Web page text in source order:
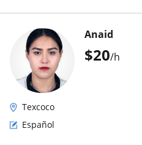
$20/h
Anaid
Texcoco
Español